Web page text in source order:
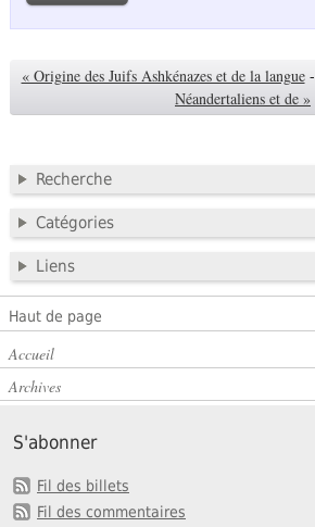
« Origine des Juifs Ashkénazes et de la langue -
Néandertaliens et de »
Recherche
Catégories
Liens
Haut de page
Accueil
Archives
S'abonner
Fil des billets
Fil des commentaires